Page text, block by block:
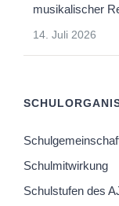
musikalischer
14. Juli 2026
Schulmitwirkung
Schulstufen des